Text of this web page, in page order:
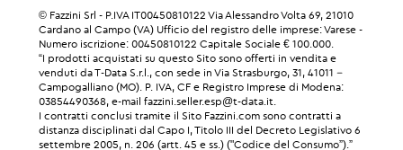
© Fazzini Srl - P.IVA IT00450810122 Via Alessandro Volta 69, 21010
Cardano al Campo (VA) Ufficio del registro delle imprese: Varese -
Numero iscrizione: 00450810122 Capitale Sociale € 100.000.
“I prodotti acquistati su questo Sito sono offerti in vendita e
venduti da T-Data S.r.l., con sede in Via Strasburgo, 31, 41011 –
Campogalliano (MO). P. IVA, CF e Registro Imprese di Modena:
03854490368, e-mail fazzini.seller.esp@t-data.it.
I contratti conclusi tramite il Sito Fazzini.com sono contratti a
distanza disciplinati dal Capo I, Titolo III del Decreto Legislativo 6
settembre 2005, n. 206 (artt. 45 e ss.) ("Codice del Consumo”).”